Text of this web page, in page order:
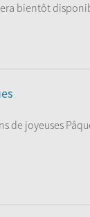
bientôt
de joyeuses